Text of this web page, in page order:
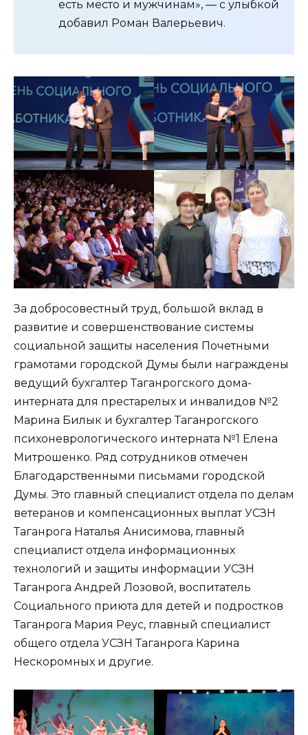
есть место и мужчинам», — с улыбкой
добавил Роман Валерьевич.
За добросовестный труд, большой вклад в
развитие и совершенствование системы
социальной защиты населения Почетными
грамотами городской Думы были награждены
ведущий бухгалтер Таганрогского дома-
интерната для престарелых и инвалидов №2
Марина Билык и бухгалтер Таганрогского
психоневрологического интерната №1 Елена
Митрошенко. Ряд сотрудников отмечен
Благодарственными письмами городской
Думы. Это главный специалист отдела по делам
ветеранов и компенсационных выплат УСЗН
Таганрога Наталья Анисимова, главный
специалист отдела информационных
технологий и защиты информации УСЗН
Таганрога Андрей Лозовой, воспитатель
Социального приюта для детей и подростков
Таганрога Мария Реус, главный специалист
общего отдела УСЗН Таганрога Карина
Нескоромных и другие.